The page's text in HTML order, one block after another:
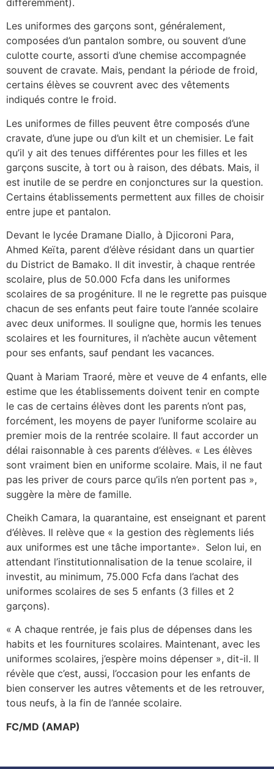
différemment).
Les uniformes des garçons sont, généralement,
composées d’un pantalon sombre, ou souvent d’une
culotte courte, assorti d’une chemise accompagnée
souvent de cravate. Mais, pendant la période de froid,
certains élèves se couvrent avec des vêtements
indiqués contre le froid.
Les uniformes de filles peuvent être composés d’une
cravate, d’une jupe ou d’un kilt et un chemisier. Le fait
qu’il y ait des tenues différentes pour les filles et les
garçons suscite, à tort ou à raison, des débats. Mais, il
est inutile de se perdre en conjonctures sur la question.
Certains établissements permettent aux filles de choisir
entre jupe et pantalon.
Devant le lycée Dramane Diallo, à Djicoroni Para,
Ahmed Keïta, parent d’élève résidant dans un quartier
du District de Bamako. Il dit investir, à chaque rentrée
scolaire, plus de 50.000 Fcfa dans les uniformes
scolaires de sa progéniture. Il ne le regrette pas puisque
chacun de ses enfants peut faire toute l’année scolaire
avec deux uniformes. Il souligne que, hormis les tenues
scolaires et les fournitures, il n’achète aucun vêtement
pour ses enfants, sauf pendant les vacances.
Quant à Mariam Traoré, mère et veuve de 4 enfants, elle
estime que les établissements doivent tenir en compte
le cas de certains élèves dont les parents n’ont pas,
forcément, les moyens de payer l’uniforme scolaire au
premier mois de la rentrée scolaire. Il faut accorder un
délai raisonnable à ces parents d’élèves. « Les élèves
sont vraiment bien en uniforme scolaire. Mais, il ne faut
pas les priver de cours parce qu’ils n’en portent pas »,
suggère la mère de famille.
Cheikh Camara, la quarantaine, est enseignant et parent
d’élèves. Il relève que « la gestion des règlements liés
aux uniformes est une tâche importante». Selon lui, en
attendant l’institutionnalisation de la tenue scolaire, il
investit, au minimum, 75.000 Fcfa dans l’achat des
uniformes scolaires de ses 5 enfants (3 filles et 2
garçons).
« A chaque rentrée, je fais plus de dépenses dans les
habits et les fournitures scolaires. Maintenant, avec les
uniformes scolaires, j’espère moins dépenser », dit-il. Il
révèle que c’est, aussi, l’occasion pour les enfants de
bien conserver les autres vêtements et de les retrouver,
tous neufs, à la fin de l’année scolaire.
FC/MD (AMAP)